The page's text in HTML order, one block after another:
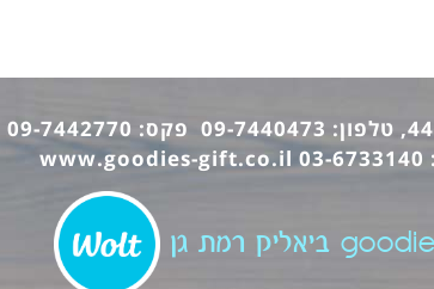
www.goodies-gift.co.il